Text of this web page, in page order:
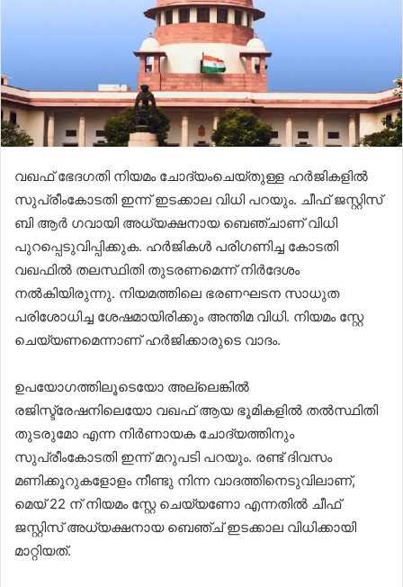
വഖഫ് ഭേദഗതി നിയമം ചോദ്യംചെയ്തുള്ള ഹർജികളിൽ
സുപ്രീംകോടതി ഇന്ന് ഇടക്കാല വിധി പറയും. ചീഫ് ജസ്റ്റിസ്
ബി ആർ ഗവായി അധ്യക്ഷനായ ബെഞ്ചാണ് വിധി
പുറപ്പെടുവിപ്പിക്കുക. ഹർജികൾ പരിഗണിച്ച കോടതി
വഖഫിൽ തലസ്ഥിതി തുടരണമെന്ന് നിർദേശം
നൽകിയിരുന്നു. നിയമത്തിലെ ഭരണഘടന സാധുത
പരിശോധിച്ച ശേഷമായിരിക്കും അന്തിമ വിധി. നിയമം സ്റ്റേ
ചെയ്യണമെന്നാണ് ഹർജിക്കാരുടെ വാദം.
ഉപയോഗത്തിലൂടെയോ അല്ലെങ്കിൽ
രജിസ്ട്രേഷനിലെയോ വഖഫ് ആയ ഭൂമികളിൽ തൽസ്ഥിതി
തുടരുമോ എന്ന നിർണായക ചോദ്യത്തിനും
സുപ്രീംകോടതി ഇന്ന് മറുപടി പറയും. രണ്ട് ദിവസം
മണിക്കൂറുകളോളം നീണ്ടു നിന്ന വാദത്തിനെടുവിലാണ്,
മെയ് 22 ന് നിയമം സ്റ്റേ ചെയ്യണോ എന്നതില്‍ ചീഫ്
ജസ്റ്റിസ് അധ്യക്ഷനായ ബെഞ്ച് ഇടക്കാല വിധിക്കായി
മാറ്റിയത്.